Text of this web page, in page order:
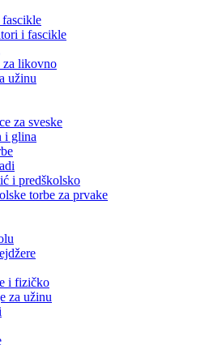
fascikle
i fascikle
za likovno
užinu
za sveske
i glina
i predškolsko
torbe za prvake
i fizičko
za užinu